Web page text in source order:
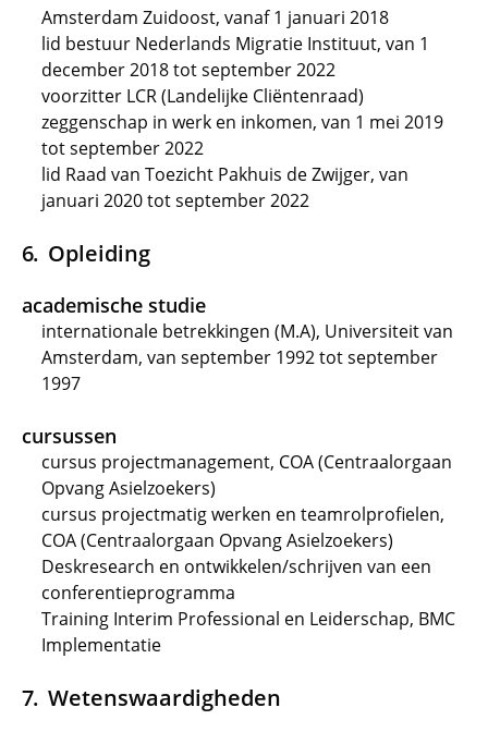
Amsterdam Zuidoost, vanaf 1 januari 2018
lid bestuur Nederlands Migratie Instituut, van 1
december 2018 tot september 2022
voorzitter LCR (Landelijke Cliëntenraad)
zeggenschap in werk en inkomen, van 1 mei 2019
tot september 2022
lid Raad van Toezicht Pakhuis de Zwijger, van
januari 2020 tot september 2022
Opleiding
academische studie
internationale betrekkingen (M.A), Universiteit van
Amsterdam, van september 1992 tot september
1997
cursussen
cursus projectmanagement, COA (Centraalorgaan
Opvang Asielzoekers)
cursus projectmatig werken en teamrolprofielen,
COA (Centraalorgaan Opvang Asielzoekers)
Deskresearch en ontwikkelen/schrijven van een
conferentieprogramma
Training Interim Professional en Leiderschap, BMC
Implementatie
Wetenswaardigheden